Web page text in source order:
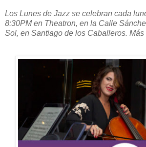
Los Lunes de Jazz se celebran cada
8:30PM en Theatron, en la Calle
Sol, en Santiago de los Caballeros.